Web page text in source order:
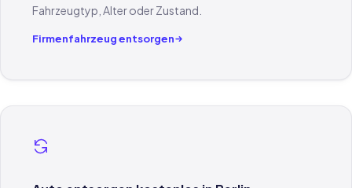
Fahrzeugtyp, Alter oder Zustand.
Firmenfahrzeug entsorgen